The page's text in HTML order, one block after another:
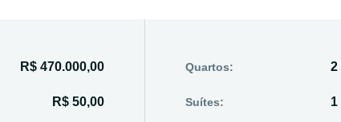
R$ 470.000,00
R$ 50,00
Quartos: 2
Suítes: 1